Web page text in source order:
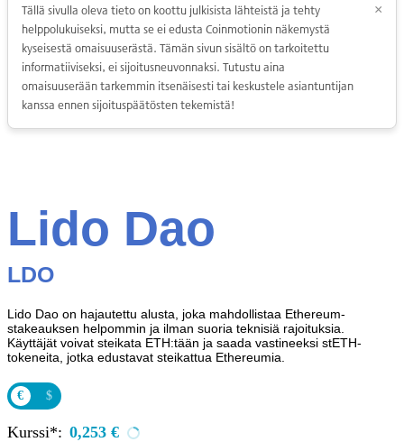
Tällä sivulla oleva tieto on koottu julkisista lähteistä ja tehty
helppolukuiseksi, mutta se ei edusta Coinmotionin näkemystä
kyseisestä omaisuuserästä. Tämän sivun sisältö on tarkoitettu
informatiiviseksi, ei sijoitusneuvonnaksi. Tutustu aina
omaisuuserään tarkemmin itsenäisesti tai keskustele asiantuntijan
kanssa ennen sijoituspäätösten tekemistä!
×
Lido Dao
LDO
Lido Dao on hajautettu alusta, joka mahdollistaa Ethereum-
stakeauksen helpommin ja ilman suoria teknisiä rajoituksia.
Käyttäjät voivat steikata ETH:tään ja saada vastineeksi stETH-
tokeneita, jotka edustavat steikattua Ethereumia.
€ $
Kurssi*: 0,253 €